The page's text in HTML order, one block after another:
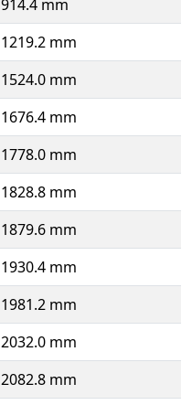
914.4 mm
1219.2 mm
1524.0 mm
1676.4 mm
1778.0 mm
1828.8 mm
1879.6 mm
1930.4 mm
1981.2 mm
2032.0 mm
2082.8 mm